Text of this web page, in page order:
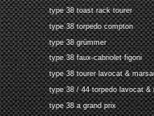
type 38 toast rack tourer
type 38 torpedo compton
type 38 grümmer
type 38 faux-cabriolet figoni
type 38 tourer lavocat &
type 38 / 44 torpedo lavocat &
type 38 a grand prix